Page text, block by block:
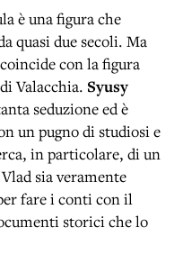
è una figura che
quasi due secoli. Ma
con la figura
Valacchia. Syusy
seduzione ed è
un pugno di studiosi e
in particolare, di un
sia veramente
fare i conti con il
storici che lo